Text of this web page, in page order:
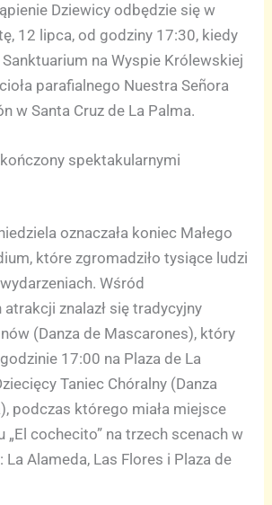
Dziewicy odbędzie się w
12 lipca, od godziny 17:30, kiedy
na Wyspie Królewskiej
parafialnego Nuestra Señora
w Santa Cruz de La Palma.
spektakularnymi
oznaczała koniec Małego
które zgromadziło tysiące ludzi
Wśród
atrakcji znalazł się tradycyjny
(Danza de Mascarones), który
17:00 na Plaza de La
Taniec Chóralny (Danza
podczas którego miała miejsce
„El cochecito” na trzech scenach w
Alameda, Las Flores i Plaza de